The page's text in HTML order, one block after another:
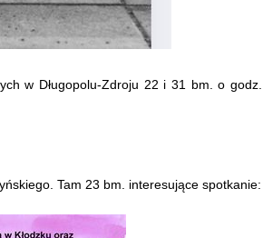
w Długopolu-Zdroju 22 i 31 bm. o godz.
Tam 23 bm. interesujące spotkanie: